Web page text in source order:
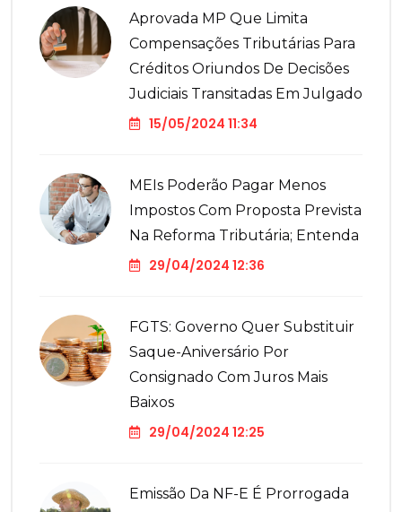
Aprovada MP Que Limita
Compensações Tributárias Para
Créditos Oriundos De Decisões
Judiciais Transitadas Em Julgado
15/05/2024 11:34
MEIs Poderão Pagar Menos
Impostos Com Proposta Prevista
Na Reforma Tributária; Entenda
29/04/2024 12:36
FGTS: Governo Quer Substituir
Saque-Aniversário Por
Consignado Com Juros Mais
Baixos
29/04/2024 12:25
Emissão Da NF-E É Prorrogada